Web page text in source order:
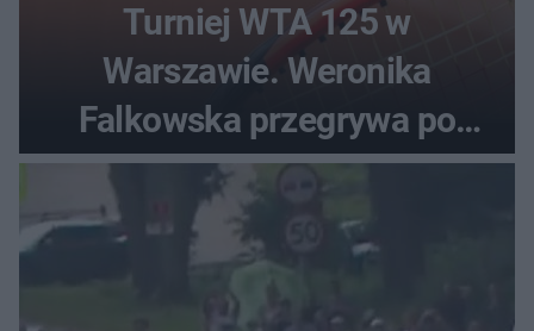
Turniej WTA 125 w
Warszawie. Weronika
Falkowska przegrywa po
zaciętym boju